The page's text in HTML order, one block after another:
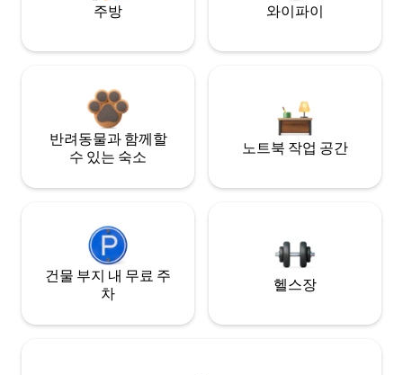
주방 와이파이
반려동물과 함께할
수 있는 숙소
노트북 작업 공간
건물 부지 내 무료 주
차
헬스장